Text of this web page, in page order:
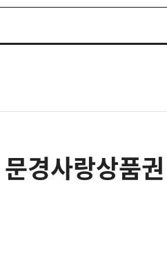
경사랑상품